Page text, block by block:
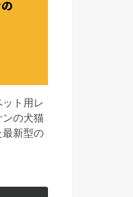
ト用レ
ンの犬猫
最新型の